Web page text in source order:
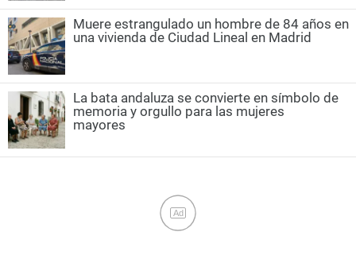
Muere estrangulado un hombre de 84 años en
una vivienda de Ciudad Lineal en Madrid
La bata andaluza se convierte en símbolo de
memoria y orgullo para las mujeres
mayores
Ad